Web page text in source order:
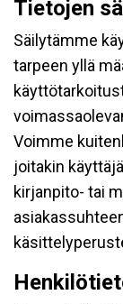
Tietojen
Säilytämme
tarpeen yllä
Voimme
joitakin
kirjanpito- tai